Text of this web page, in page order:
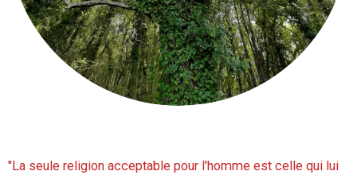
"La seule religion acceptable pour l'homme est celle qui lui